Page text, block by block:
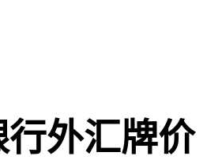
行外汇牌价